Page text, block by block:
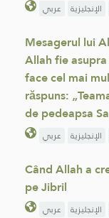
عربي الإنجليزية
Mesagerul lui
Allah fie
face cel mai
răspuns:
de pedeapsa
عربي الإنجليزية
Când Allah a
pe Jibril
عربي الإنجليزية